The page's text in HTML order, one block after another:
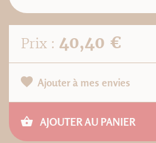
Prix : 40,40 €
Ajouter à mes envies
AJOUTER AU PANIER